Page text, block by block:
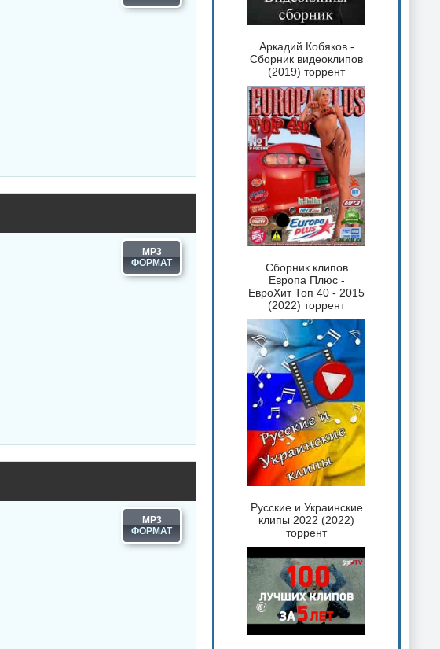
MP3
MP3
Аркадий Кобяков -
Сборник видеоклипов
(2019) торрент
Сборник клипов
Европа Плюс -
ЕвроХит Топ 40 - 2015
(2022) торрент
Русские и Украинские
клипы 2022 (2022)
торрент